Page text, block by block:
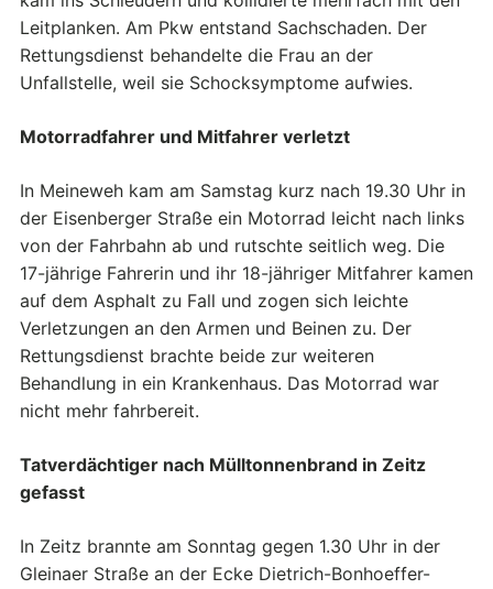
Leitplanken. Am Pkw entstand Sachschaden. Der
Rettungsdienst behandelte die Frau an der
Unfallstelle, weil sie Schocksymptome aufwies.
Motorradfahrer und Mitfahrer verletzt
In Meineweh kam am Samstag kurz nach 19.30 Uhr in
der Eisenberger Straße ein Motorrad leicht nach links
von der Fahrbahn ab und rutschte seitlich weg. Die
17-jährige Fahrerin und ihr 18-jähriger Mitfahrer kamen
auf dem Asphalt zu Fall und zogen sich leichte
Verletzungen an den Armen und Beinen zu. Der
Rettungsdienst brachte beide zur weiteren
Behandlung in ein Krankenhaus. Das Motorrad war
nicht mehr fahrbereit.
Tatverdächtiger nach Mülltonnenbrand in Zeitz
gefasst
In Zeitz brannte am Sonntag gegen 1.30 Uhr in der
Gleinaer Straße an der Ecke Dietrich-Bonhoeffer-